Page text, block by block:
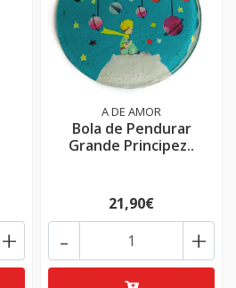
+
A DE AMOR
Bola de Pendurar
Grande Principez..
21,90€
+
-